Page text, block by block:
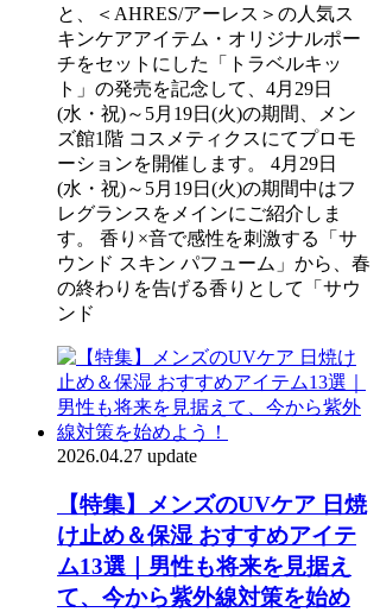
と、＜AHRES/アーレス＞の人気ス
キンケアアイテム・オリジナルポー
チをセットにした「トラベルキッ
ト」の発売を記念して、4月29日
(水・祝)～5月19日(火)の期間、メン
ズ館1階 コスメティクスにてプロモ
ーションを開催します。 4月29日
(水・祝)～5月19日(火)の期間中はフ
レグランスをメインにご紹介しま
す。 香り×音で感性を刺激する「サ
ウンド スキン パフューム」から、春
の終わりを告げる香りとして「サウ
ンド
2026.04.27 update
【特集】メンズのUVケア 日焼
け止め＆保湿 おすすめアイテ
ム13選｜男性も将来を見据え
て、今から紫外線対策を始め